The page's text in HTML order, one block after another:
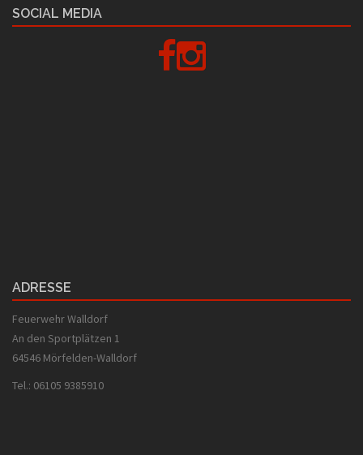
SOCIAL MEDIA
FacebookInstagram
ADRESSE
Feuerwehr Walldorf
An den Sportplätzen 1
64546 Mörfelden-Walldorf
Tel.: 06105 9385910